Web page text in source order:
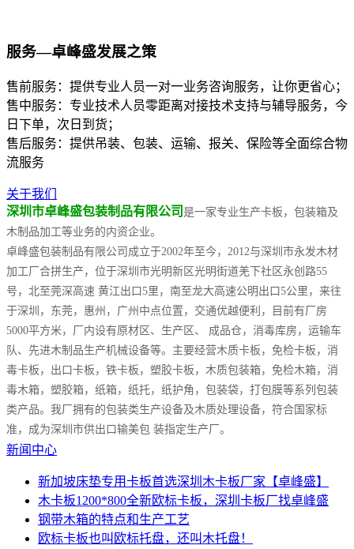
服务—卓峰盛发展之策
售前服务：提供专业人员一对一业务咨询服务，让你更省心；
售中服务：专业技术人员零距离对接技术支持与辅导服务，今
日下单，次日到货；
售后服务：提供吊装、包装、运输、报关、保险等全面综合物
流服务
关于我们
深圳市卓峰盛包装制品有限公司 是一家专业生产卡板，包装箱及
木制品加工等业务的内资企业。
卓峰盛包装制品有限公司成立于2002年至今，2012与深圳市永发木材
加工厂合拼生产，位于深圳市光明新区光明街道羌下社区永创路55
号，北至莞深高速 黄江出口5里，南至龙大高速公明出口5公里，来往
于深圳，东莞，惠州，广州中点位置，交通优越便利，目前有厂房
5000平方米，厂内设有原材区、生产区、 成品仓，消毒库房，运输车
队、先进木制品生产机械设备等。主要经营木质卡板，免检卡板，消
毒卡板，出口卡板，铁卡板，塑胶卡板，木质包装箱，免检木箱，消
毒木箱，塑胶箱，纸箱，纸托，纸护角，包装袋，打包膜等系列包装
类产品。我厂拥有的包装类生产设备及木质处理设备，符合国家标
准，成为深圳市供出口输美包 装指定生产厂。
新闻中心
新加坡床垫专用卡板首选深圳木卡板厂家【卓峰盛】
木卡板1200*800全新欧标卡板，深圳卡板厂找卓峰盛
钢带木箱的特点和生产工艺
欧标卡板也叫欧标托盘，还叫木托盘！